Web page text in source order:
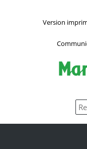
Version